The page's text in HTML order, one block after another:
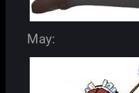
May: